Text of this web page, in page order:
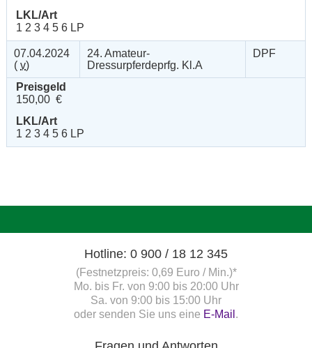
LKL/Art
1 2 3 4 5 6 LP
07.04.2024
( v)
24. Amateur-
Dressurpferdeprfg. Kl.A
DPF
Preisgeld
150,00 €
LKL/Art
1 2 3 4 5 6 LP
Hotline: 0 900 / 18 12 345
(Festnetzpreis: 0,69 Euro / Min.)*
Mo. bis Fr. von 9:00 bis 20:00 Uhr
Sa. von 9:00 bis 15:00 Uhr
oder senden Sie uns eine E-Mail .